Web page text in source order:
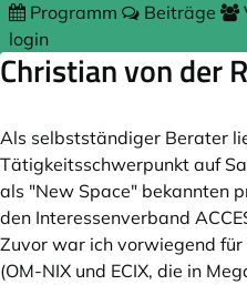
Programm Beiträge
login
Christian von der
Als selbstständiger Berater
Tätigkeitsschwerpunkt auf
als "New Space" bekannten
den Interessenverband
Zuvor war ich vorwiegend
(OM-NIX und ECIX, die in